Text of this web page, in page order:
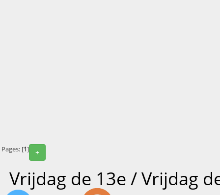
+
Pages: [1]
Vrijdag de 13e / Vrijdag